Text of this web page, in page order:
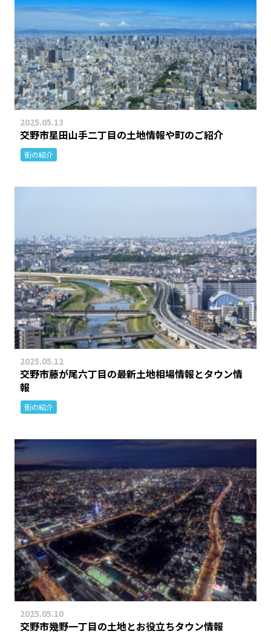
2025.05.13
交野市星田山手二丁目の土地情報や町のご紹介
街の紹介
2025.05.12
交野市藤が尾六丁目の最新土地相場情報とタウン情
報
街の紹介
2025.05.10
交野市幾野一丁目の土地とお役立ちタウン情報